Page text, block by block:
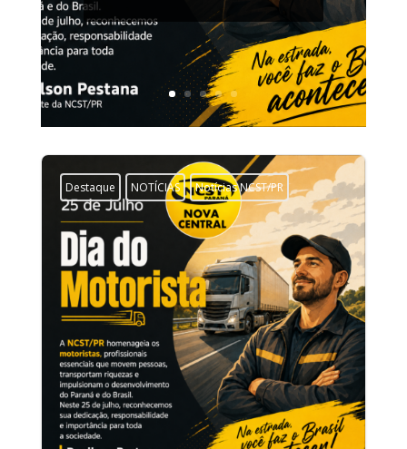
Destaque NOTÍCIAS Notícias NCST/PR